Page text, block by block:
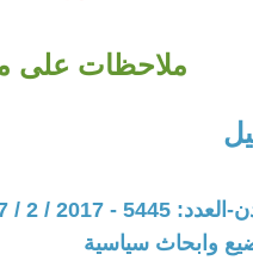
ملاحظات على
2017 / 2 / 27 - 02:49
وابحاث سياسية